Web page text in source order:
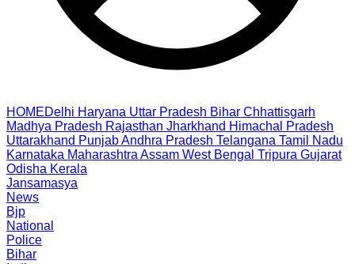
HOMEDelhi Haryana Uttar Pradesh Bihar Chhattisgarh
Madhya Pradesh Rajasthan Jharkhand Himachal Pradesh
Uttarakhand PunjabAndhra Pradesh Telangana Tamil Nadu
Karnataka Maharashtra Assam West Bengal Tripura Gujarat
Odisha Kerala
Jansamasya
News
Bjp
National
Police
Bihar